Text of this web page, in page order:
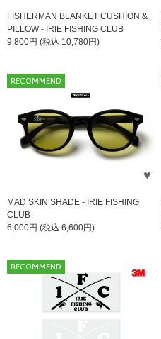
FISHERMAN BLANKET CUSHION &
PILLOW - IRIE FISHING CLUB
9,800円 (税込 10,780円)
RECOMMEND
MAD SKIN SHADE - IRIE FISHING
CLUB
6,000円 (税込 6,600円)
RECOMMEND